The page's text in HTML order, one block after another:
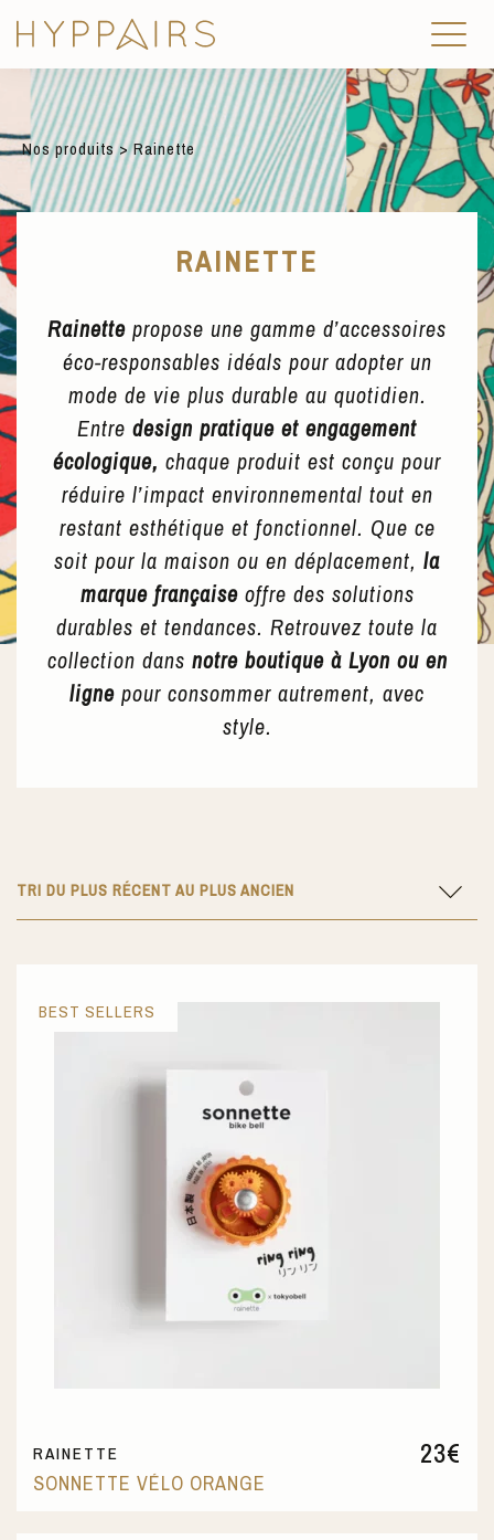
Nos produits> Rainette
RAINETTE
Rainette propose une gamme d’accessoires
éco-responsables idéals pour adopter un
mode de vie plus durable au quotidien.
Entre design pratique et engagement
écologique, chaque produit est conçu pour
réduire l’impact environnemental tout en
restant esthétique et fonctionnel. Que ce
soit pour la maison ou en déplacement, la
marque françaiseoffre des solutions
durables et tendances. Retrouvez toute la
collection dans notre boutique à Lyon ou en
ligne pour consommer autrement, avec
style.
TRI DU PLUS RÉCENT AU PLUS ANCIEN
23€
RAINETTE
SONNETTE VÉLO ORANGE
BEST SELLERS